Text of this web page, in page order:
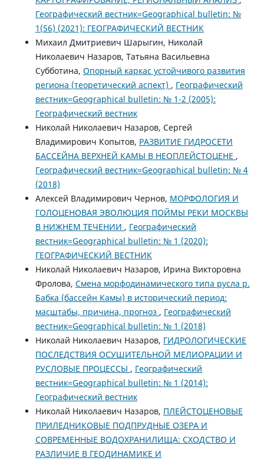
Географический вестник=Geographical bulletin: №
1(56) (2021): ГЕОГРАФИЧЕСКИЙ ВЕСТНИК
Михаил Дмитриевич Шарыгин, Николай
Николаевич Назаров, Татьяна Васильевна
Субботина, Опорный каркас устойчивого развития
региона (теоретический аспект) , Географический
вестник=Geographical bulletin: № 1-2 (2005):
Географический вестник
Николай Николаевич Назаров, Сергей
Владимирович Копытов, РАЗВИТИЕ ГИДРОСЕТИ
БАССЕЙНА ВЕРХНЕЙ КАМЫ В НЕОПЛЕЙСТОЦЕНЕ ,
Географический вестник=Geographical bulletin: № 4
(2018)
Алексей Владимирович Чернов, МОРФОЛОГИЯ И
ГОЛОЦЕНОВАЯ ЭВОЛЮЦИЯ ПОЙМЫ РЕКИ МОСКВЫ
В НИЖНЕМ ТЕЧЕНИИ , Географический
вестник=Geographical bulletin: № 1 (2020):
ГЕОГРАФИЧЕСКИЙ ВЕСТНИК
Николай Николаевич Назаров, Ирина Викторовна
Фролова, Смена морфодинамического типа русла р.
Бабка (бассейн Камы) в исторический период:
масштабы, причина, прогноз , Географический
вестник=Geographical bulletin: № 1 (2018)
Николай Николаевич Назаров, ГИДРОЛОГИЧЕСКИЕ
ПОСЛЕДСТВИЯ ОСУШИТЕЛЬНОЙ МЕЛИОРАЦИИ И
РУСЛОВЫЕ ПРОЦЕССЫ , Географический
вестник=Geographical bulletin: № 1 (2014):
Географический вестник
Николай Николаевич Назаров, ПЛЕЙСТОЦЕНОВЫЕ
ПРИЛЕДНИКОВЫЕ ПОДПРУДНЫЕ ОЗЕРА И
СОВРЕМЕННЫЕ ВОДОХРАНИЛИЩА: СХОДСТВО И
РАЗЛИЧИЕ В ГЕОДИНАМИКЕ И